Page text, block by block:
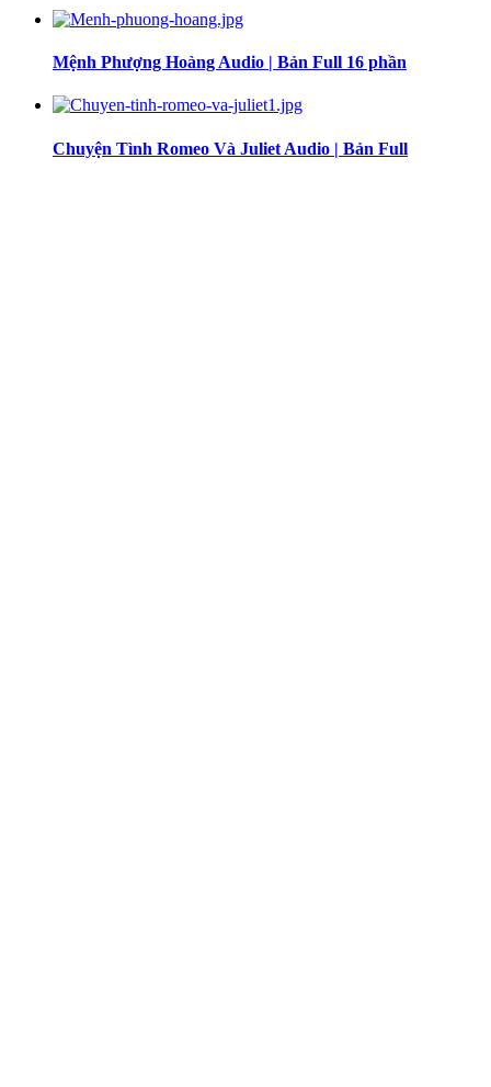
Mệnh Phượng Hoàng Audio | Bản Full 16 phần
Chuyện Tình Romeo Và Juliet Audio | Bản Full